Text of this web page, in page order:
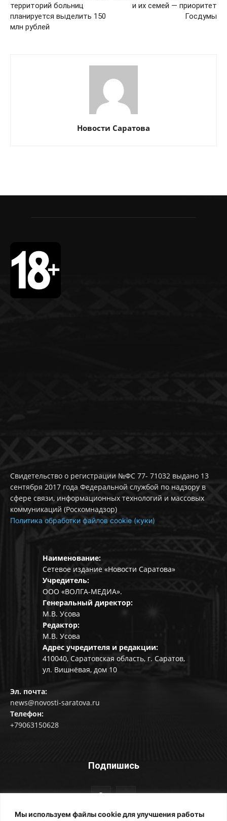
Мы используем файлы cookie для улучшения работы
территорий больниц
планируется выделить 150
млн рублей
и их семей — приоритет
Госдумы
Новости Саратова
Свидетельство о регистрации №ФС 77- 71032 выдано 13
сентября 2017 года Федеральной службой по надзору в
сфере связи, информационных технологий и массовых
коммуникаций (Роскомнадзор)
Политика обработки файлов cookie (куки)
Наименование:
Сетевое издание «Новости Саратова»
Учредитель:
ООО «ВОЛГА-МЕДИА».
Генеральный директор:
М.В. Усова
Редактор:
М.В. Усова
Адрес учредителя и редакции:
410040, Саратовская область, г. Саратов,
ул. Вишнёвая, дом 10
Эл. почта:
news@novosti-saratova.ru
Телефон:
+79063150628
Подпишись